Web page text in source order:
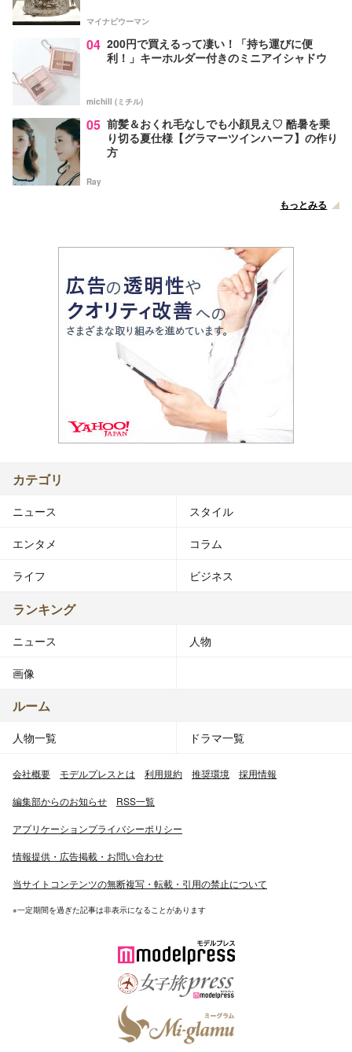
マイナビウーマン
04 200円で買えるって凄い！「持ち運びに便
利！」キーホルダー付きのミニアイシャドウ
michill (ミチル)
05 前髪＆おくれ毛なしでも小顔見え♡ 酷暑を乗
り切る夏仕様【グラマーツインハーフ】の作り
方
Ray
もっとみる
カテゴリ
ニュース スタイル
エンタメ コラム
ライフ ビジネス
ランキング
ニュース 人物
画像
ルーム
人物一覧 ドラマ一覧
会社概要 モデルプレスとは 利用規約 推奨環境 採用情報
編集部からのお知らせ RSS一覧
アプリケーションプライバシーポリシー
情報提供・広告掲載・お問い合わせ
当サイトコンテンツの無断複写・転載・引用の禁止について
※一定期間を過ぎた記事は非表示になることがあります